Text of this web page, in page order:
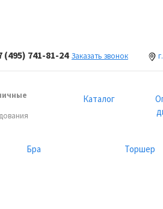
(495) 741-81-24 Заказать звонок
Каталог
Бра Торшер